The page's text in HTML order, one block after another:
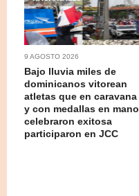
9 AGOSTO 2026
Bajo lluvia miles de
dominicanos vitorean
atletas que en caravana
y con medallas en mano
celebraron exitosa
participaron en JCC